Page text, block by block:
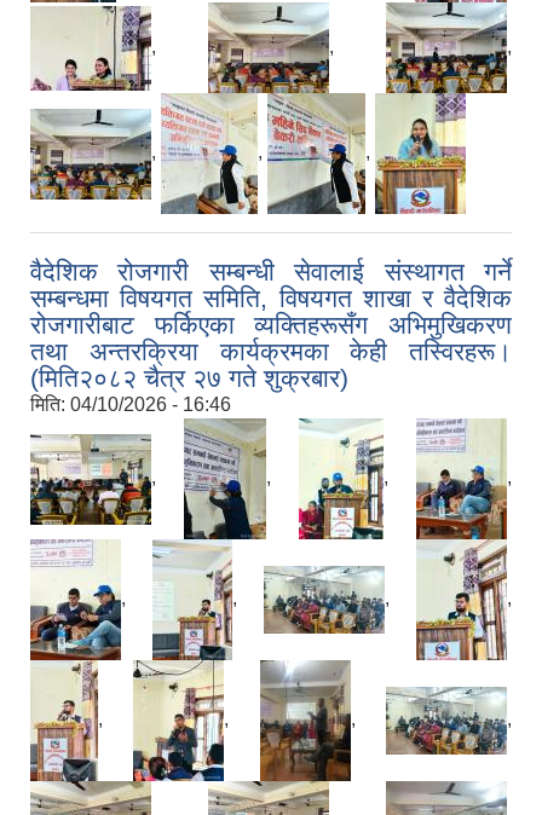
, , ,
, , ,
वैदेशिक रोजगारी सम्बन्धी सेवालाई संस्थागत गर्ने
सम्बन्धमा विषयगत समिति, विषयगत शाखा र वैदेशिक
रोजगारीबाट फर्किएका व्यक्तिहरूसँग अभिमुखिकरण
तथा अन्तरक्रिया कार्यक्रमका केही तस्विरहरू।
(मिति२०८२ चैत्र २७ गते शुक्रबार)
मिति: 04/10/2026 - 16:46
, , , ,
, , , ,
, , , ,